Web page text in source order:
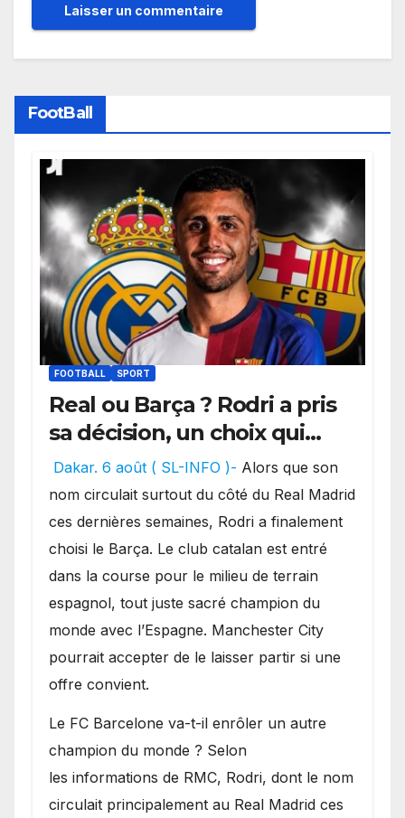
FootBall
FOOTBALL SPORT
Real ou Barça ? Rodri a pris
sa décision, un choix qui
pourrait faire grand bruit
sur le marché des
transferts.
Dakar. 6 août ( SL-INFO )- Alors que son
nom circulait surtout du côté du Real Madrid
ces dernières semaines, Rodri a finalement
choisi le Barça. Le club catalan est entré
dans la course pour le milieu de terrain
espagnol, tout juste sacré champion du
monde avec l’Espagne. Manchester City
pourrait accepter de le laisser partir si une
offre convient.
​Le FC Barcelone va-t-il enrôler un autre
champion du monde ? Selon
les informations de RMC, Rodri, dont le nom
circulait principalement au Real Madrid ces